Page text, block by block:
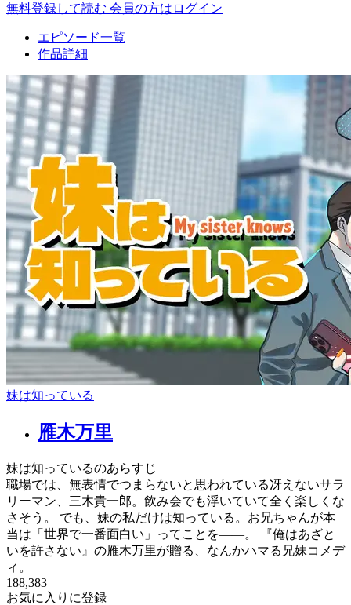
無料登録して読む 会員の方はログイン
エピソード一覧
作品詳細
妹は知っている
雁木万里
妹は知っているのあらすじ
職場では、無表情でつまらないと思われている冴えないサラ
リーマン、三木貴一郎。飲み会でも浮いていて全く楽しくな
さそう。 でも、妹の私だけは知っている。お兄ちゃんが本
当は「世界で一番面白い」ってことを――。 『俺はあざと
いを許さない』の雁木万里が贈る、なんかハマる兄妹コメデ
ィ。
188,383
お気に入りに登録